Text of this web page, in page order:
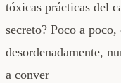
tóxicas prácticas del
secreto? Poco a
desordenadamente,
a conver